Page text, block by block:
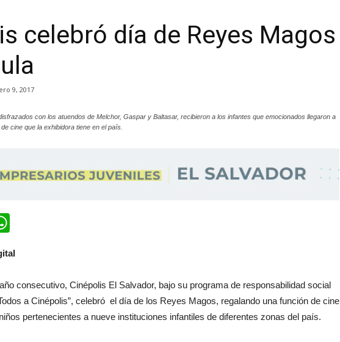
celebró día de Reyes Magos
9, 2017
con los atuendos de Melchor, Gaspar y Baltasar, recibieron a los infantes que emocionados llegaron a
cine que la exhibidora tiene en el país.
consecutivo, Cinépolis El Salvador, bajo su programa de responsabilidad social
a Cinépolis”, celebró el día de los Reyes Magos, regalando una función de cine
pertenecientes a nueve instituciones infantiles de diferentes zonas del país.